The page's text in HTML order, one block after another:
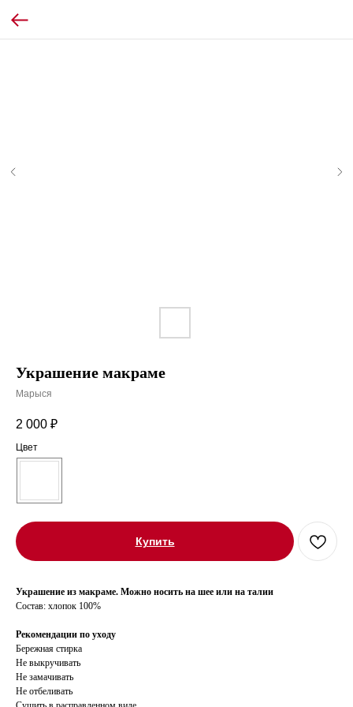
Украшение макраме
Марыся
2 000 ₽
Цвет
Купить
Украшение из макраме. Можно носить на шее или на талии
Состав: хлопок 100%
Рекомендации по уходу
Бережная стирка
Не выкручивать
Не замачивать
Не отбеливать